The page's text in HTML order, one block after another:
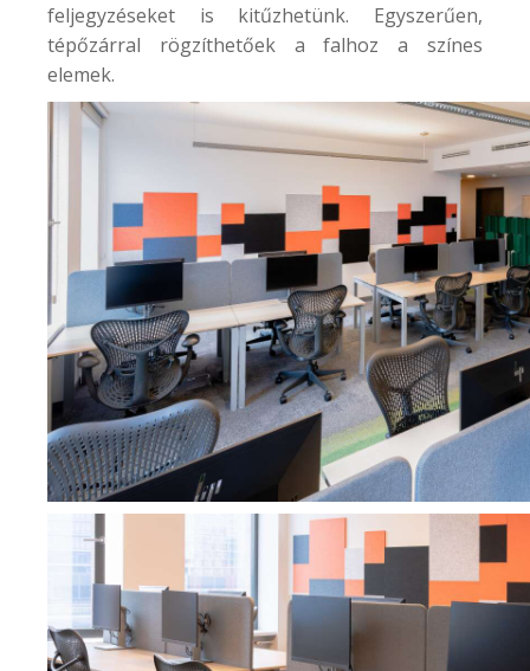
feljegyzéseket is kitűzhetünk. Egyszerűen,
tépőzárral rögzíthetőek a falhoz a színes
elemek.